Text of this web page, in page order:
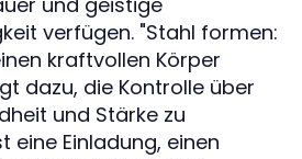
verfügen. "Stahl formen:
kraftvollen Körper
dazu, die Kontrolle über
und Stärke zu
eine Einladung, einen